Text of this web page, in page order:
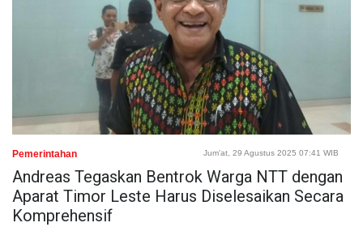
Pemerintahan Jum'at, 29 Agustus 2025 07:41 WIB
Andreas Tegaskan Bentrok Warga NTT dengan
Aparat Timor Leste Harus Diselesaikan Secara
Komprehensif